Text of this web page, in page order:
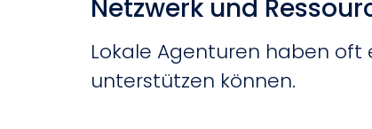
Netzwerk und
Lokale Agenturen haben oft
unterstützen können.